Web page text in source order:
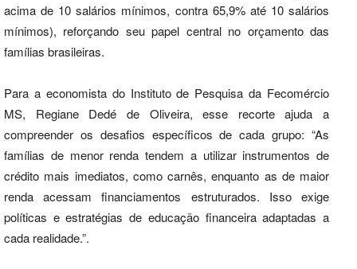
acima de 10 salários mínimos, contra 65,9% até 10 salários
mínimos), reforçando seu papel central no orçamento das
famílias brasileiras.
Para a economista do Instituto de Pesquisa da Fecomércio
MS, Regiane Dedé de Oliveira, esse recorte ajuda a
compreender os desafios específicos de cada grupo: “As
famílias de menor renda tendem a utilizar instrumentos de
crédito mais imediatos, como carnês, enquanto as de maior
renda acessam financiamentos estruturados. Isso exige
políticas e estratégias de educação financeira adaptadas a
cada realidade.”.